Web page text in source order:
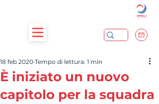
È iniziato un nuovo
capitolo per la squadra
18 feb 2020 Tempo di lettura: 1 min